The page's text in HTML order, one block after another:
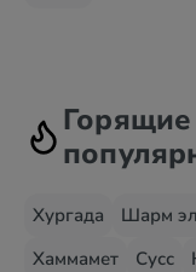
Хургада Шарм
Хаммамет
Сусс